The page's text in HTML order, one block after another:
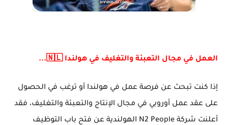
العمل في مجال التعبئة والتغليف في هولندا 🇳🇱...
إذا كنت تبحث عن فرصة عمل في هولندا أو ترغب في الحصول
على عقد عمل أوروبي في مجال الإنتاج والتعبئة والتغليف، فقد
أعلنت شركة N2 People الهولندية عن فتح باب التوظيف